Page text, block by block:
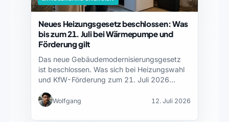
Neues Heizungsgesetz beschlossen: Was
bis zum 21. Juli bei Wärmepumpe und
Förderung gilt
Das neue Gebäudemodernisierungsgesetz
ist beschlossen. Was sich bei Heizungswahl
und KfW-Förderung zum 21. Juli 2026
Wolfgang 12. Juli 2026